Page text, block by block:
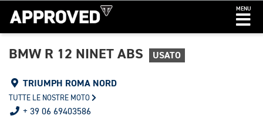
MENU
BMW R 12 NINET ABS USATO
TRIUMPH ROMA NORD
TUTTE LE NOSTRE MOTO
+ 39 06 69403586